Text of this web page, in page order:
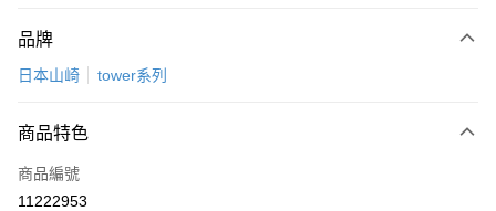
2.付款方式選擇「大哥付你分期」，訂單成立後會自動跳轉到大哥付的交易
成交易。
4.訂單成立30分鐘內，如未前往確認交易或遇審核未通過，訂單將自動取
消。如遇「轉專審核」未通過狀況，表示未達大哥付你分期系統評分，恕無
【繳款方式說明】
1.分期款項不併入電信帳單，「大哥付你分期」於每月結算日後寄送繳費提
運送方式
每筆NT$150，滿NT$299(含以上)免運費
品牌
日本山崎 tower系列
商品特色
商品編號
11222953